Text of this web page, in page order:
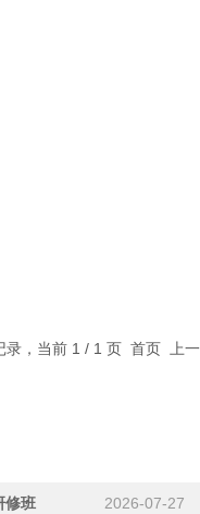
录，当前 1 / 1 页 首页 上
修班 2026-07-27